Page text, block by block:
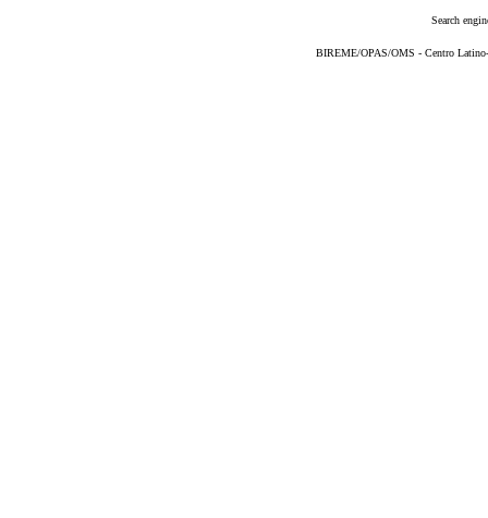
Search
BIREME/OPAS/OMS - Centro Latino-